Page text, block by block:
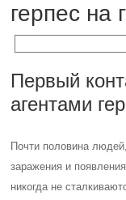
герпес на
Первый
агентами
Почти половина
заражения и
никогда не